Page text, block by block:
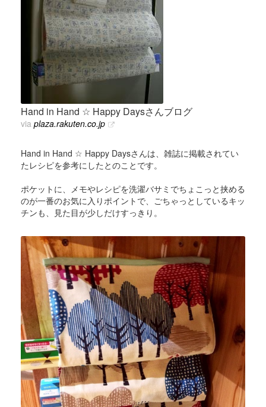
Hand in Hand ☆ Happy Daysさんブログ
via plaza.rakuten.co.jp
Hand in Hand ☆ Happy Daysさんは、雑誌に掲載されてい
たレシピを参考にしたとのことです。
ポケットに、メモやレシピを洗濯バサミでちょこっと挟める
のが一番のお気に入りポイントで、ごちゃっとしているキッ
チンも、見た目が少しだけすっきり。